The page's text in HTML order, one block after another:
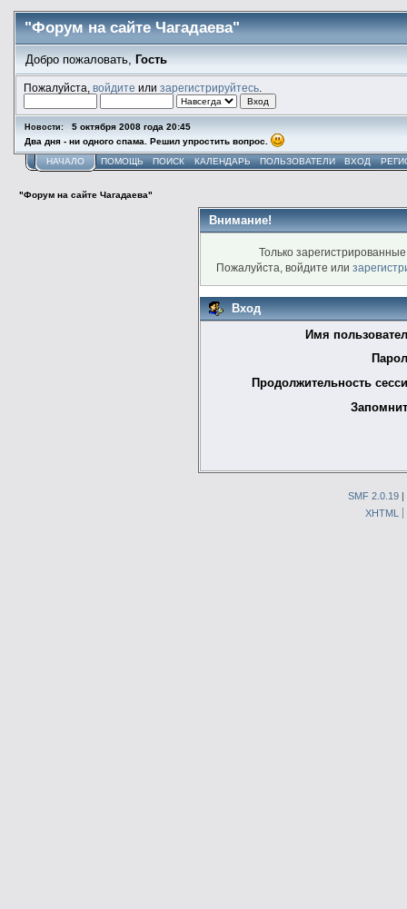
"Форум на сайте Чагадаева"
Добро пожаловать, Гость
Пожалуйста, войдите или зарегистрируйтесь.
Новости:
5 октября 2008 года 20:45
Два дня - ни одного спама. Решил упростить вопрос.
НАЧАЛО ПОМОЩЬ ПОИСК КАЛЕНДАРЬ ПОЛЬЗОВАТЕЛИ ВХОД
"Форум на сайте Чагадаева"
Внимание!
Только
Пожалуйста, войдите или
Вход
Имя
Продолжительность
SMF 2.0.19
XHTML